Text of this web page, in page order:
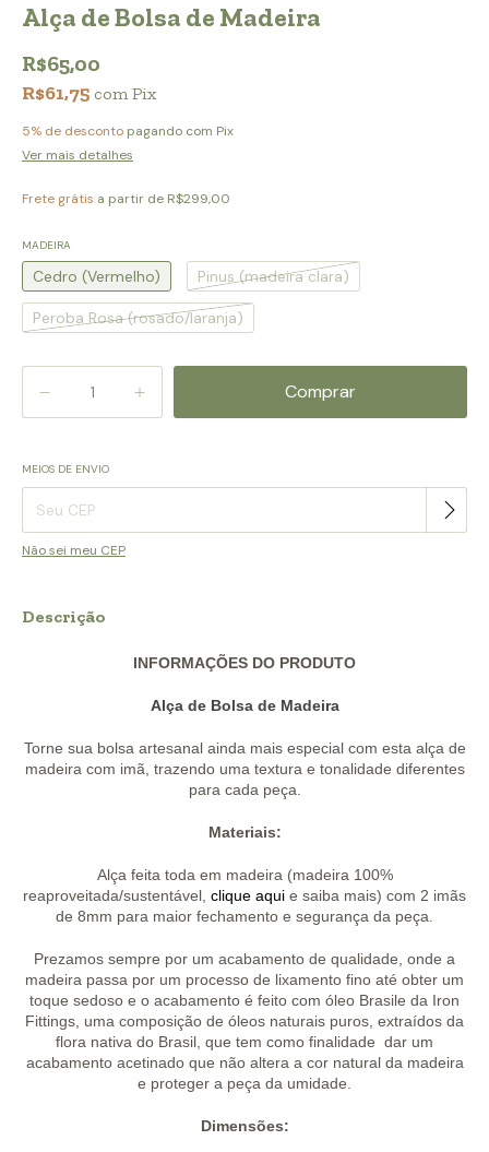
Alça de Bolsa de Madeira
R$65,00
R$61,75 com Pix
5% de desconto pagando com Pix
Ver mais detalhes
Frete grátis a partir de R$299,00
MADEIRA
Cedro (Vermelho) Pinus (madeira clara)
Peroba Rosa (rosado/laranja)
Entregas para o CEP:
MEIOS DE ENVIO
Não sei meu CEP
Descrição
INFORMAÇÕES DO PRODUTO
Alça de Bolsa de Madeira
Torne sua bolsa artesanal ainda mais especial com esta alça de
madeira com imã, trazendo uma textura e tonalidade diferentes
para cada peça.
Materiais:
Alça feita toda em madeira (madeira 100%
reaproveitada/sustentável, clique aqui e saiba mais) com 2 imãs
de 8mm para maior fechamento e segurança da peça.
Prezamos sempre por um acabamento de qualidade, onde a
madeira passa por um processo de lixamento fino até obter um
toque sedoso e o acabamento é feito com óleo Brasile da Iron
Fittings, uma composição de óleos naturais puros, extraídos da
flora nativa do Brasil, que tem como finalidade dar um
acabamento acetinado que não altera a cor natural da madeira
e proteger a peça da umidade.
Dimensões: